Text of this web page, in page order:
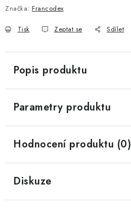
Značka: Francodex
Tisk Zeptat se Sdílet
Popis produktu
Parametry produktu
Hodnocení produktu (0)
Diskuze